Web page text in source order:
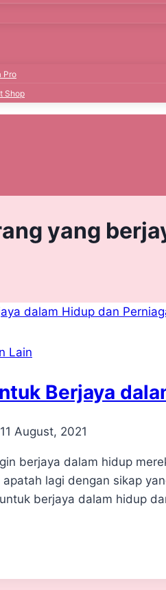
Pro
Shop
yang
Lain
Berjaya
11 August, 2021
berjaya dalam hidup
lagi dengan sikap
berjaya dalam hidup